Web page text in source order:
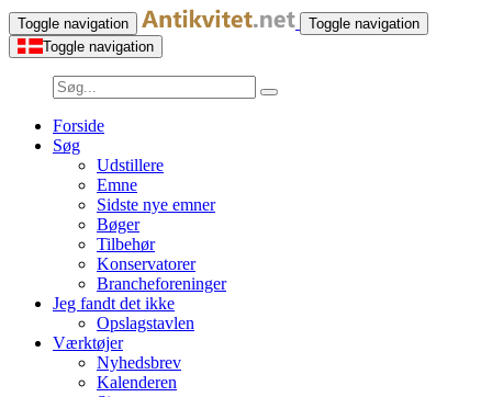
Toggle navigation
Toggle navigation
Toggle navigation
Forside
Søg
Udstillere
Emne
Sidste nye emner
Bøger
Tilbehør
Konservatorer
Brancheforeninger
Jeg fandt det ikke
Opslagstavlen
Værktøjer
Nyhedsbrev
Kalenderen